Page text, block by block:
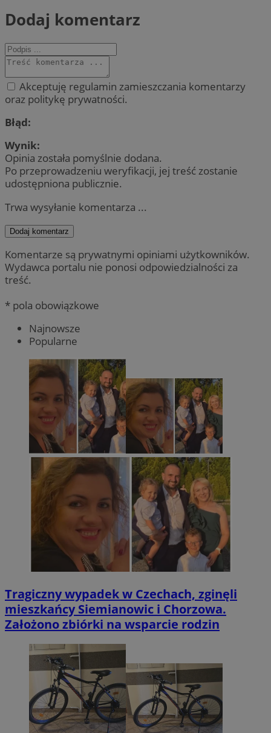
Dodaj komentarz
Akceptuję regulamin zamieszczania komentarzy
oraz politykę prywatności.
Błąd:
Wynik:
Opinia została pomyślnie dodana.
Po przeprowadzeniu weryfikacji, jej treść zostanie
udostępniona publicznie.
Trwa wysyłanie komentarza ...
Dodaj komentarz
Komentarze są prywatnymi opiniami użytkowników.
Wydawca portalu nie ponosi odpowiedzialności za
treść.
* pola obowiązkowe
Najnowsze
Popularne
Tragiczny wypadek w Czechach, zginęli
mieszkańcy Siemianowic i Chorzowa.
Założono zbiórki na wsparcie rodzin